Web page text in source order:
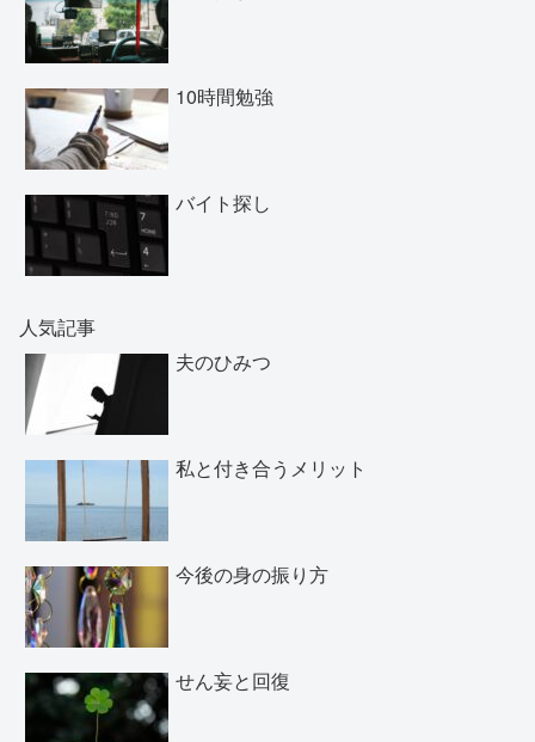
10時間勉強
バイト探し
人気記事
夫のひみつ
私と付き合うメリット
今後の身の振り方
せん妄と回復